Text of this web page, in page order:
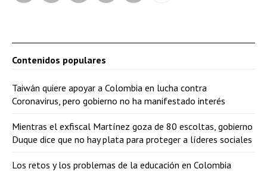
Contenidos populares
Taiwán quiere apoyar a Colombia en lucha contra
Coronavirus, pero gobierno no ha manifestado interés
Mientras el exfiscal Martínez goza de 80 escoltas, gobierno
Duque dice que no hay plata para proteger a líderes sociales
Los retos y los problemas de la educación en Colombia